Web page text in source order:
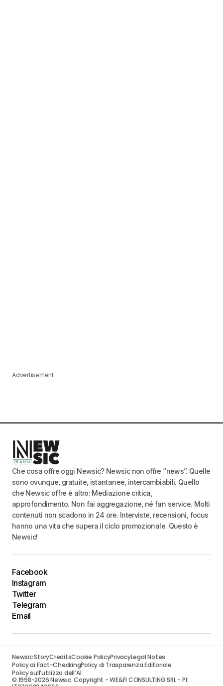
Advertisement
Che cosa offre oggi Newsic? Newsic non offre “news”. Quelle
sono ovunque, gratuite, istantanee, intercambiabili. Quello
che Newsic offre è altro: Mediazione critica,
approfondimento. Non fai aggregazione, né fan service. Molti
contenuti non scadono in 24 ore. Interviste, recensioni, focus
hanno una vita che supera il ciclo promozionale. Questo è
Newsic!
Facebook
Instagram
Twitter
Telegram
Email
Newsic StoryCreditsCookie PolicyPrivacyLegal Notes
Policy di Fact-CheckingPolicy di Trasparenza Editoriale
Policy sull’utilizzo dell’AI
© 1998-2026 Newsic. Copyright - WE&FI CONSULTING SRL - PI: